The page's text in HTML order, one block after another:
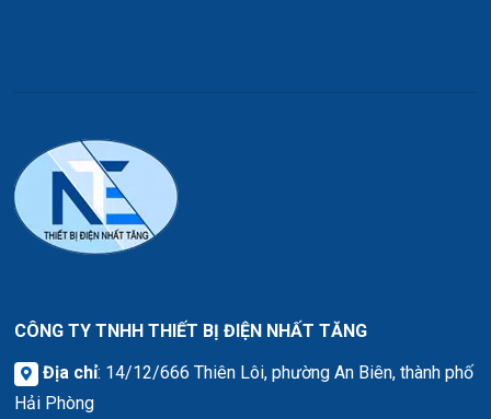
CÔNG TY TNHH THIẾT BỊ ĐIỆN NHẤT TĂNG
Địa chỉ: 14/12/666 Thiên Lôi, phường An Biên, thành phố
Hải Phòng